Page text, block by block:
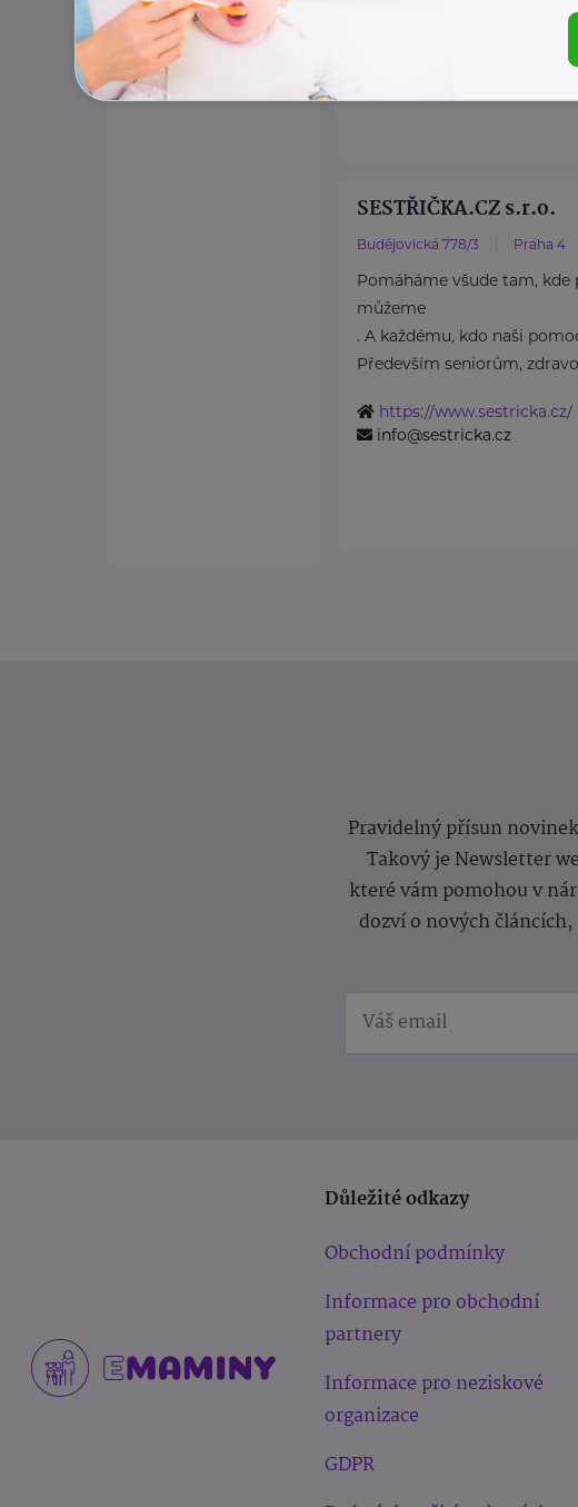
SESTŘIČKA.CZ s.r.o.
Budějovická 778/3 Praha 4
Pomáháme všude tam, kde
můžeme
. A každému, kdo naši
Především seniorům,
https://www.sestricka.cz/
info@sestricka.cz
Pravidelný přísun
Takový je Newsletter
které vám pomohou v
dozví o nových
Důležité odkazy
Obchodní podmínky
Informace pro obchodní
partnery
Informace pro neziskové
organizace
GDPR